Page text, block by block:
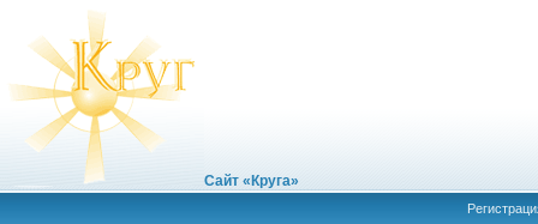
Сайт «Круга»